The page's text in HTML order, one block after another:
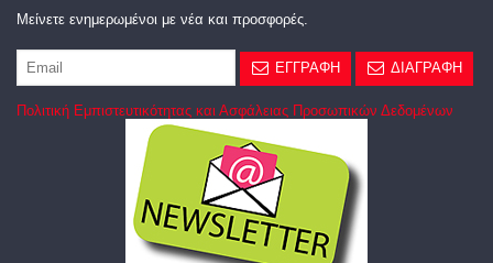
Μείνετε ενημερωμένοι με νέα και προσφορές.
ΕΓΓΡΑΦΗ ΔΙΑΓΡΑΦΗ
Πολιτική Εμπιστευτικότητας και Ασφάλειας Προσωπικών Δεδομένων